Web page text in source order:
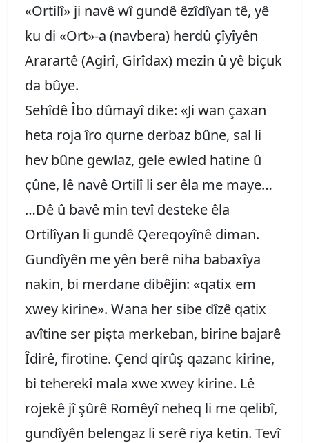
«Ortilî» ji navê wî gundê êzîdîyan tê, yê
ku di «Ort»-a (navbera) herdû çîyîyên
Ararartê (Agirî, Girîdax) mezin û yê biçuk
da bûye.
Sehîdê Îbo dûmayî dike: «Ji wan çaxan
heta roja îro qurne derbaz bûne, sal li
hev bûne gewlaz, gele ewled hatine û
çûne, lê navê Ortilî li ser êla me maye…
…Dê û bavê min tevî desteke êla
Ortilîyan li gundê Qereqoyînê diman.
Gundîyên me yên berê niha babaxîya
nakin, bi merdane dibêjin: «qatix em
xwey kirine». Wana her sibe dîzê qatix
avîtine ser pişta merkeban, birine bajarê
Îdirê, firotine. Çend qirûş qazanc kirine,
bi teherekî mala xwe xwey kirine. Lê
rojekê jî şûrê Romêyî neheq li me qelibî,
gundîyên belengaz li serê riya ketin. Tevî